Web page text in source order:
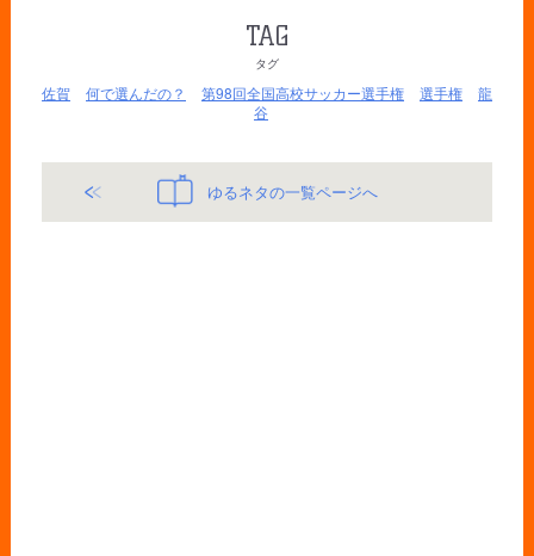
TAG
タグ
佐賀 何で選んだの？ 第98回全国高校サッカー選手権 選手権
龍
谷
ゆるネタの一覧ページへ